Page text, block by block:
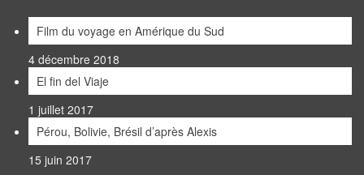
Film du voyage en Amérique du Sud
4 décembre 2018
El fin del Viaje
1 juillet 2017
Pérou, Bolivie, Brésil d’après Alexis
15 juin 2017